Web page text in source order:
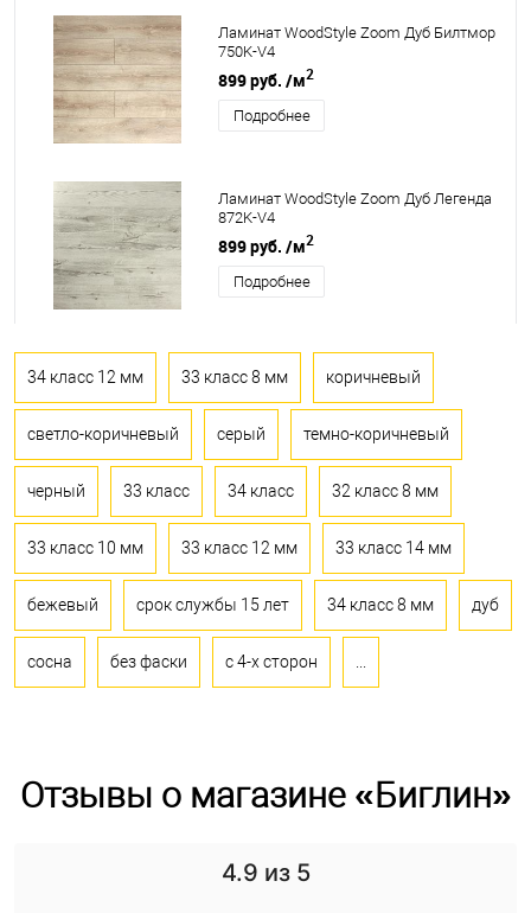
Ламинат WoodStyle Zoom Дуб Билтмор
750K-V4
899 руб. /м2
Подробнее
Ламинат WoodStyle Zoom Дуб Легенда
872K-V4
899 руб. /м2
Подробнее
34 класс 12 мм 33 класс 8 мм коричневый
светло-коричневый серый темно-коричневый
черный 33 класс 34 класс 32 класс 8 мм
33 класс 10 мм 33 класс 12 мм 33 класс 14 мм
бежевый срок службы 15 лет 34 класс 8 мм дуб
сосна без фаски с 4-х сторон
Отзывы о магазине «Биглин»
4.9 из 5